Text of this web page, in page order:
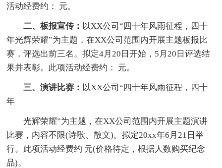
活动经费约： 元。
二、板报宣传： 以XX公司“四十年风雨征程，四十
年光辉荣耀”为主题，在XX公司范围内开展主题板报比
赛，评选出前三名。拟定4月20日开始，5月20日评选结
果并表彰。此项活动经费约： 元。
三、演讲比赛： 以XX公司“四十年风雨征程，四十
年
光辉荣耀”为主题，在XX公司范围内开展主题演讲
比赛，内容不限(诗歌、散文)。拟定20xx年6月21日举
行。此项活动经费约 元(价格待定，根据人数购买纪念
品)。